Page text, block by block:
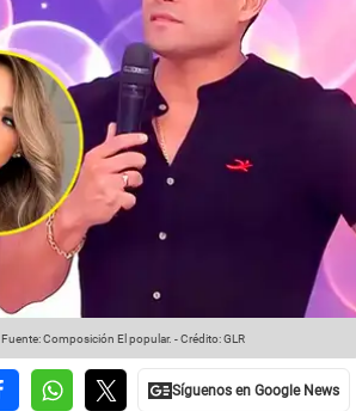
Fuente: Composición El popular. -Crédito: GLR